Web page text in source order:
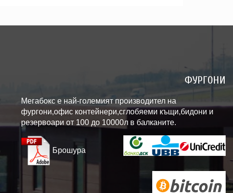
ФУРГОНИ
Мегабокс е най-големият производител на
фургони,офис контейнери,сглобяеми къщи,бидони и
резервоари от 100 до 10000л в балканите.
Брошура